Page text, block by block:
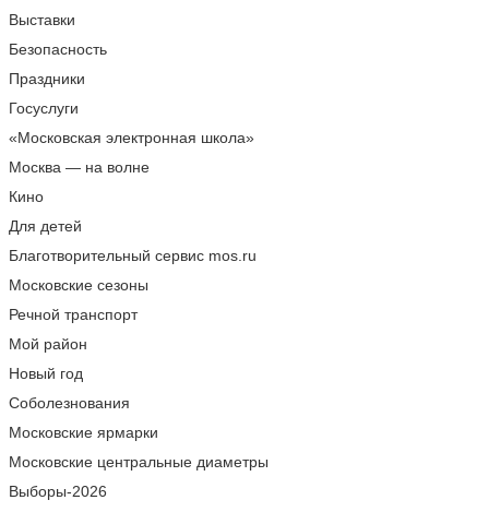
Выставки
Безопасность
Праздники
Госуслуги
«Московская электронная школа»
Москва — на волне
Кино
Для детей
Благотворительный сервис mos.ru
Московские сезоны
Речной транспорт
Мой район
Новый год
Соболезнования
Московские ярмарки
Московские центральные диаметры
Выборы-2026